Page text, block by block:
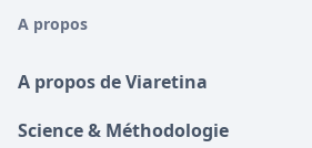
A propos
A propos de Viaretina
Science & Méthodologie